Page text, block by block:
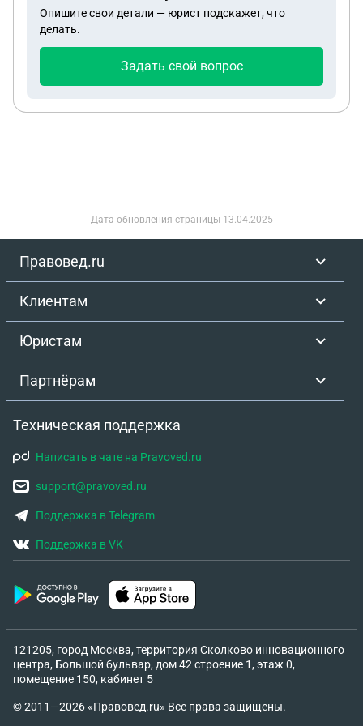
принадлежит нам, в Росреестр внесена. Как быть
с 1/4 частью?
Опишите свои детали — юрист подскажет, что
делать.
Задать свой вопрос
Дата обновления страницы 13.04.2025
Правовед.ru
Клиентам
Юристам
Партнёрам
Техническая поддержка
Написать в чате на Pravoved.ru
support@pravoved.ru
Поддержка в Telegram
Поддержка в VK
121205, город Москва, территория Сколково инновационного
центра, Большой бульвар, дом 42 строение 1, этаж 0,
помещение 150, кабинет 5
© 2011—2026 «Правовед.ru» Все права защищены.